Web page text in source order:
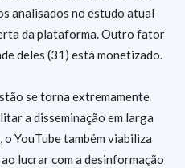
analisados no estudo atual
da plataforma. Outro fator
deles (31) está monetizado.
se torna extremamente
a disseminação em larga
YouTube também viabiliza
lucrar com a desinformação